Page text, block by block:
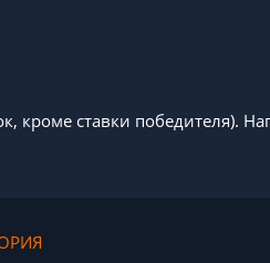
кроме ставки победителя).